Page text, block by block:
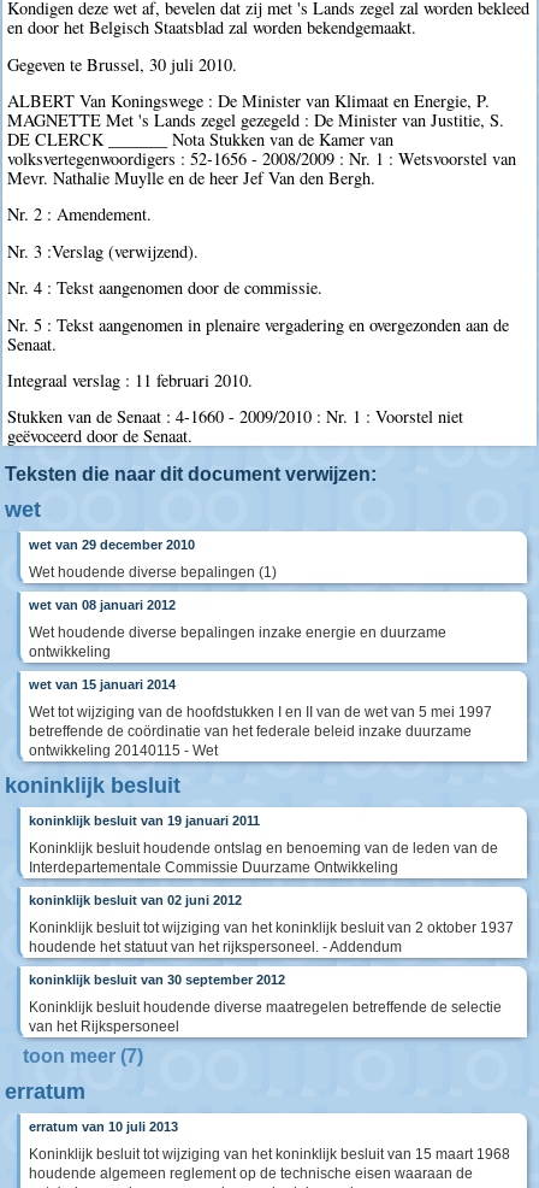
Kondigen deze wet af, bevelen dat zij met 's Lands zegel zal worden bekleed
en door het Belgisch Staatsblad zal worden bekendgemaakt.
Gegeven te Brussel, 30 juli 2010.
ALBERT Van Koningswege : De Minister van Klimaat en Energie, P.
MAGNETTE Met 's Lands zegel gezegeld : De Minister van Justitie, S.
DE CLERCK _______ Nota Stukken van de Kamer van
volksvertegenwoordigers : 52-1656 - 2008/2009 : Nr. 1 : Wetsvoorstel van
Mevr. Nathalie Muylle en de heer Jef Van den Bergh.
Nr. 2 : Amendement.
Nr. 3 :Verslag (verwijzend).
Nr. 4 : Tekst aangenomen door de commissie.
Nr. 5 : Tekst aangenomen in plenaire vergadering en overgezonden aan de
Senaat.
Integraal verslag : 11 februari 2010.
Stukken van de Senaat : 4-1660 - 2009/2010 : Nr. 1 : Voorstel niet
geëvoceerd door de Senaat.
Teksten die naar dit document verwijzen:
wet
wet van 29 december 2010
Wet houdende diverse bepalingen (1)
wet van 08 januari 2012
Wet houdende diverse bepalingen inzake energie en duurzame
ontwikkeling
wet van 15 januari 2014
Wet tot wijziging van de hoofdstukken I en II van de wet van 5 mei 1997
betreffende de coördinatie van het federale beleid inzake duurzame
ontwikkeling 20140115 - Wet
koninklijk besluit
koninklijk besluit van 19 januari 2011
Koninklijk besluit houdende ontslag en benoeming van de leden van de
Interdepartementale Commissie Duurzame Ontwikkeling
koninklijk besluit van 02 juni 2012
Koninklijk besluit tot wijziging van het koninklijk besluit van 2 oktober 1937
houdende het statuut van het rijkspersoneel. - Addendum
koninklijk besluit van 30 september 2012
Koninklijk besluit houdende diverse maatregelen betreffende de selectie
van het Rijkspersoneel
toon meer (7)
erratum
erratum van 10 juli 2013
Koninklijk besluit tot wijziging van het koninklijk besluit van 15 maart 1968
houdende algemeen reglement op de technische eisen waaraan de